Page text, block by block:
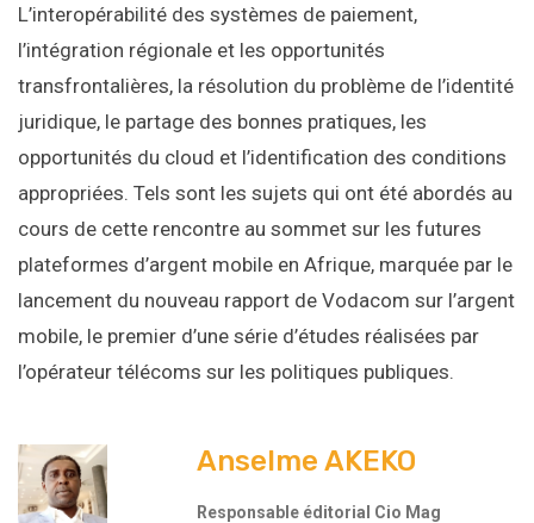
L’interopérabilité des systèmes de paiement,
l’intégration régionale et les opportunités
transfrontalières, la résolution du problème de l’identité
juridique, le partage des bonnes pratiques, les
opportunités du cloud et l’identification des conditions
appropriées. Tels sont les sujets qui ont été abordés au
cours de cette rencontre au sommet sur les futures
plateformes d’argent mobile en Afrique, marquée par le
lancement du nouveau rapport de Vodacom sur l’argent
mobile, le premier d’une série d’études réalisées par
l’opérateur télécoms sur les politiques publiques.
Anselme AKEKO
Responsable éditorial Cio Mag